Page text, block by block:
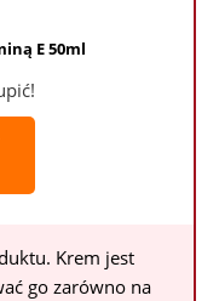
E 50ml
Krem jest
go zarówno na